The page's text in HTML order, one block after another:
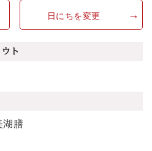
日にちを変更
ト
湖膳